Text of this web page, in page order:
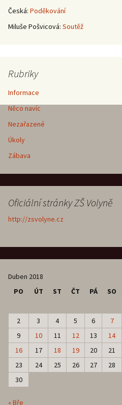
Česká: Poděkování
Miluše Pošvicová: Soutěž
Rubriky
Informace
Něco navíc
Nezařazené
Úkoly
Zábava
Oficiální stránky ZŠ Volyně
http://zsvolyne.cz
Duben 2018
PO
ÚT ST ČT PÁ SO
2
3 4 5 6 7
9
10 11 12 13 14
16
17 18 19 20 21
23
24 25 26 27 28
30
« Bře